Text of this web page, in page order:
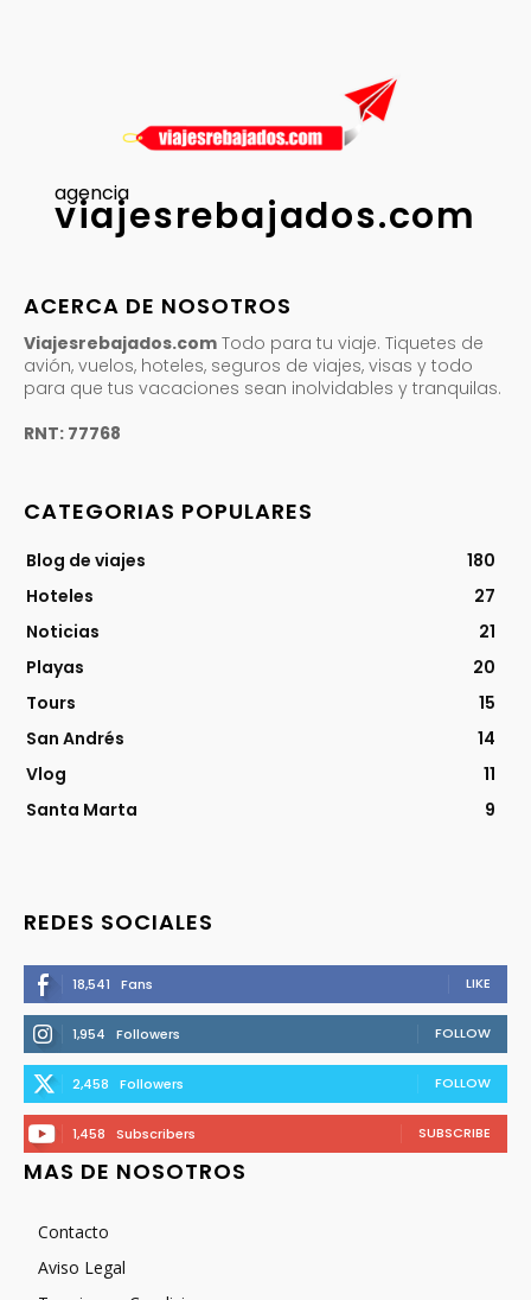
agencia
viajesrebajados.com
ACERCA DE NOSOTROS
Viajesrebajados.com Todo para tu viaje. Tiquetes de
avión, vuelos, hoteles, seguros de viajes, visas y todo
para que tus vacaciones sean inolvidables y tranquilas.
RNT: 77768
CATEGORIAS POPULARES
Blog de viajes
180
Hoteles
27
Noticias
21
Playas
20
Tours
15
San Andrés
14
Vlog
11
Santa Marta
9
REDES SOCIALES
18,541 Fans LIKE
1,954 Followers FOLLOW
2,458 Followers FOLLOW
1,458 Subscribers SUBSCRIBE
MAS DE NOSOTROS
Contacto
Aviso Legal